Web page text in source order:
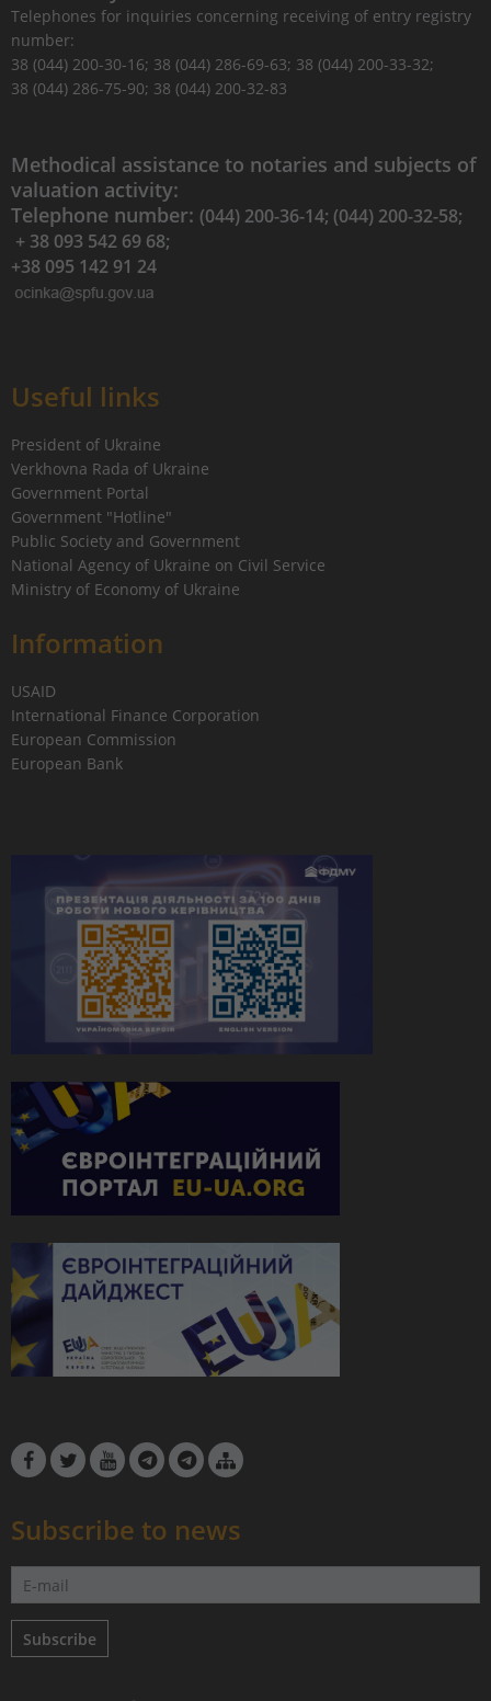
Telephones for inquiries concerning receiving of entry registry
number:
38 (044) 200-30-16; 38 (044) 286-69-63; 38 (044) 200-33-32;
38 (044) 286-75-90; 38 (044) 200-32-83
Methodical assistance to notaries and subjects of
valuation activity:
Telephone number: (044) 200-36-14; (044) 200-32-58;
+ 38 093 542 69 68;
+38 095 142 91 24
Useful links
President of Ukraine
Verkhovna Rada of Ukraine
Government Portal
Government "Hotline"
Public Society and Government
National Agency of Ukraine on Civil Service
Ministry of Economy of Ukraine
Information
USAID
International Finance Corporation
European Commission
European Bank
Subscribe to news
Subscribe